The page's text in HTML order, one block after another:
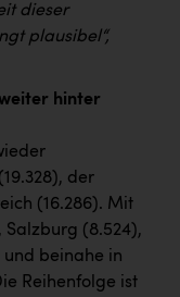
dieser
plausibel“,
hinter
der
(16.286). Mit
Salzburg (8.524),
und beinahe in
Reihenfolge ist